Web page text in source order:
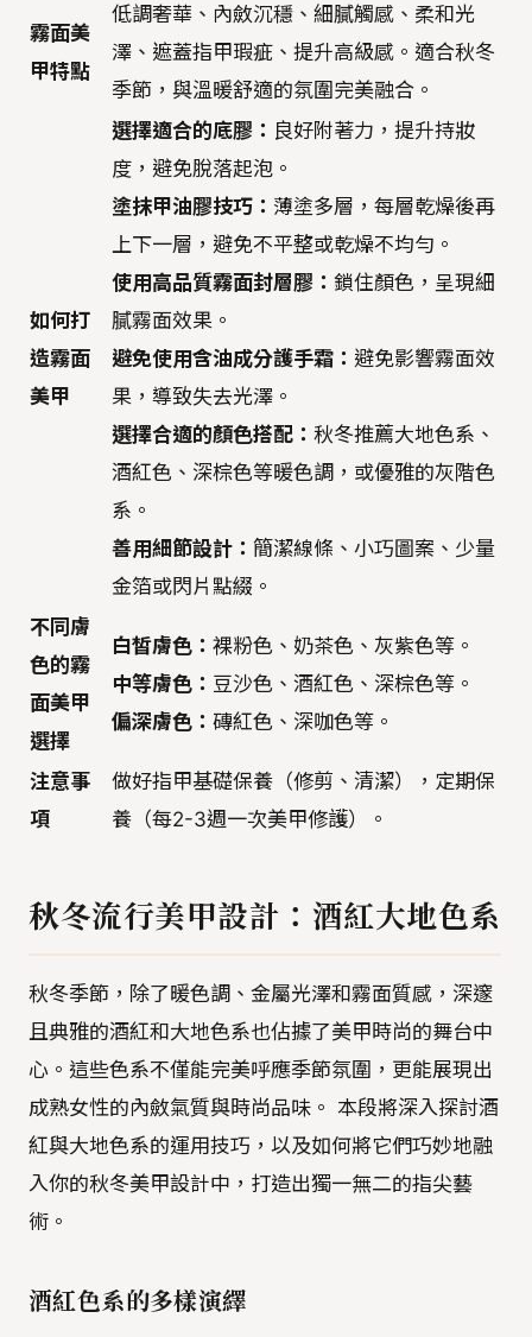
霧面美
甲特點
低調奢華、內斂沉穩、細膩觸感、柔和光
澤、遮蓋指甲瑕疵、提升高級感。適合秋冬
季節，與溫暖舒適的氛圍完美融合。
如何打
造霧面
美甲
選擇適合的底膠： 良好附著力，提升持妝
度，避免脫落起泡。
塗抹甲油膠技巧： 薄塗多層，每層乾燥後再
上下一層，避免不平整或乾燥不均勻。
使用高品質霧面封層膠： 鎖住顏色，呈現細
膩霧面效果。
避免使用含油成分護手霜： 避免影響霧面效
果，導致失去光澤。
選擇合適的顏色搭配： 秋冬推薦大地色系、
酒紅色、深棕色等暖色調，或優雅的灰階色
系。
善用細節設計： 簡潔線條、小巧圖案、少量
金箔或閃片點綴。
不同膚
色的霧
面美甲
選擇
白皙膚色： 裸粉色、奶茶色、灰紫色等。
中等膚色： 豆沙色、酒紅色、深棕色等。
偏深膚色： 磚紅色、深咖色等。
注意事
項
做好指甲基礎保養（修剪、清潔），定期保
養（每2-3週一次美甲修護）。
秋冬流行美甲設計：酒紅大地色系
秋冬季節，除了暖色調、金屬光澤和霧面質感，深邃
且典雅的酒紅和大地色系也佔據了美甲時尚的舞台中
心。這些色系不僅能完美呼應季節氛圍，更能展現出
成熟女性的內斂氣質與時尚品味。 本段將深入探討酒
紅與大地色系的運用技巧，以及如何將它們巧妙地融
入你的秋冬美甲設計中，打造出獨一無二的指尖藝
術。
酒紅色系的多樣演繹